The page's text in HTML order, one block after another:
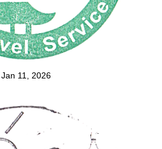
Jan 11, 2026